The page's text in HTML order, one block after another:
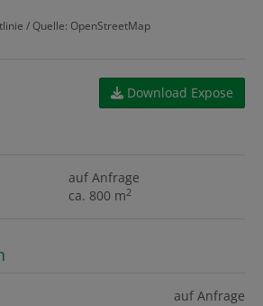
/ Quelle: OpenStreetMap
Download Expose
auf Anfrage
ca. 800 m2
auf Anfrage